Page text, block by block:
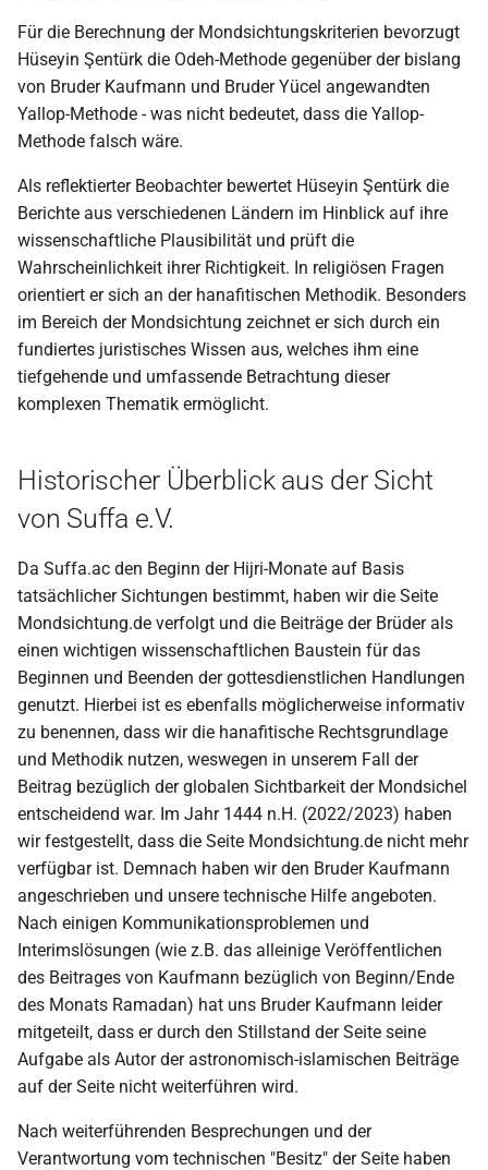
Für die Berechnung der Mondsichtungskriterien bevorzugt
Hüseyin Şentürk die Odeh-Methode gegenüber der bislang
von Bruder Kaufmann und Bruder Yücel angewandten
Yallop-Methode - was nicht bedeutet, dass die Yallop-
Methode falsch wäre.
Als reflektierter Beobachter bewertet Hüseyin Şentürk die
Berichte aus verschiedenen Ländern im Hinblick auf ihre
wissenschaftliche Plausibilität und prüft die
Wahrscheinlichkeit ihrer Richtigkeit. In religiösen Fragen
orientiert er sich an der hanafitischen Methodik. Besonders
im Bereich der Mondsichtung zeichnet er sich durch ein
fundiertes juristisches Wissen aus, welches ihm eine
tiefgehende und umfassende Betrachtung dieser
komplexen Thematik ermöglicht.
Historischer Überblick aus der Sicht
von Suffa e.V.
Da Suffa.ac den Beginn der Hijri-Monate auf Basis
tatsächlicher Sichtungen bestimmt, haben wir die Seite
Mondsichtung.de verfolgt und die Beiträge der Brüder als
einen wichtigen wissenschaftlichen Baustein für das
Beginnen und Beenden der gottesdienstlichen Handlungen
genutzt. Hierbei ist es ebenfalls möglicherweise informativ
zu benennen, dass wir die hanafitische Rechtsgrundlage
und Methodik nutzen, weswegen in unserem Fall der
Beitrag bezüglich der globalen Sichtbarkeit der Mondsichel
entscheidend war. Im Jahr 1444 n.H. (2022/2023) haben
wir festgestellt, dass die Seite Mondsichtung.de nicht mehr
verfügbar ist. Demnach haben wir den Bruder Kaufmann
angeschrieben und unsere technische Hilfe angeboten.
Nach einigen Kommunikationsproblemen und
Interimslösungen (wie z.B. das alleinige Veröffentlichen
des Beitrages von Kaufmann bezüglich von Beginn/Ende
des Monats Ramadan) hat uns Bruder Kaufmann leider
mitgeteilt, dass er durch den Stillstand der Seite seine
Aufgabe als Autor der astronomisch-islamischen Beiträge
auf der Seite nicht weiterführen wird.
Nach weiterführenden Besprechungen und der
Verantwortung vom technischen "Besitz" der Seite haben